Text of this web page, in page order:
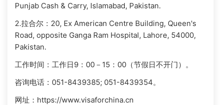
Punjab Cash & Carry, Islamabad, Pakistan.
2.拉合尔：20, Ex American Centre Building, Queen's
Road, opposite Ganga Ram Hospital, Lahore, 54000,
Pakistan.
工作时间：工作日9：00－15：00（节假日不开门）。
咨询电话：051-8439385; 051-8439354。
网址：https://www.visaforchina.cn